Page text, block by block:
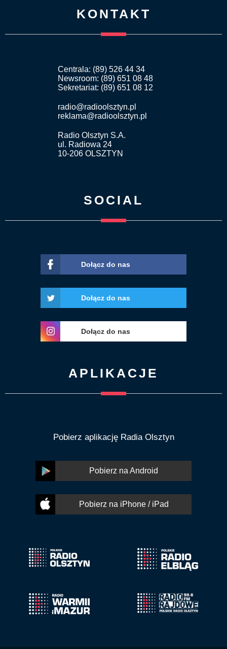
KONTAKT
Centrala: (89) 526 44 34
Newsroom: (89) 651 08 48
Sekretariat: (89) 651 08 12
radio@radioolsztyn.pl
reklama@radioolsztyn.pl
Radio Olsztyn S.A.
ul. Radiowa 24
10-206 OLSZTYN
SOCIAL
Dołącz do nas
Dołącz do nas
Dołącz do nas
APLIKACJE
Pobierz aplikację Radia Olsztyn
Pobierz na Android
Pobierz na iPhone / iPad